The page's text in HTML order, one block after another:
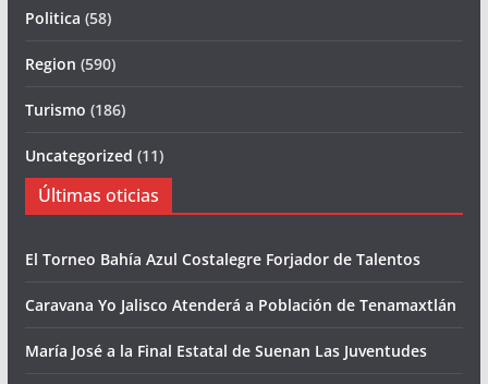
Politica (58)
Region (590)
Turismo (186)
Uncategorized (11)
Últimas oticias
El Torneo Bahía Azul Costalegre Forjador de Talentos
Caravana Yo Jalisco Atenderá a Población de Tenamaxtlán
María José a la Final Estatal de Suenan Las Juventudes